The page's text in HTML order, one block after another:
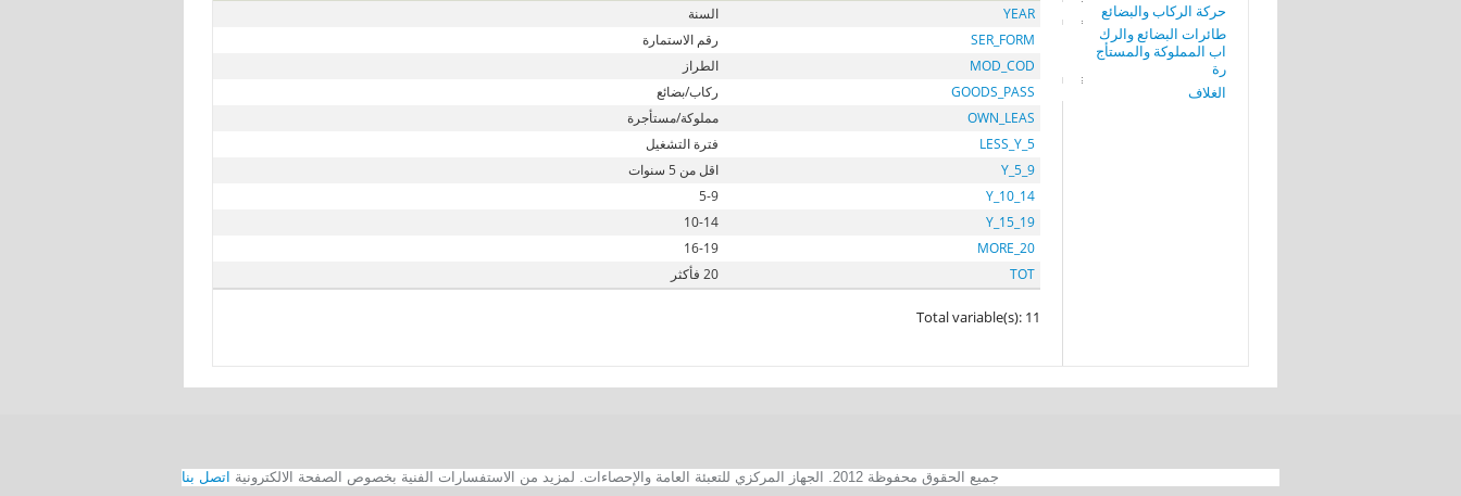
حركة الركاب والبضائع
طائرات البضائع والرك
اب المملوكة والمستأج
رة
الغلاف
YEAR
السنة
SER_FORM
رقم الاستمارة
MOD_COD
الطراز
GOODS_PASS
ركاب/بضائع
OWN_LEAS
مملوكة/مستأجرة
LESS_Y_5
فترة التشغيل
Y_5_9
اقل من 5 سنوات
Y_10_14
5-9
Y_15_19
10-14
MORE_20
16-19
TOT
20 فأكثر
Total variable(s): 11
جميع الحقوق محفوظة 2012. الجهاز المركزي للتعبئة العامة والإحصاءات. لمزيد من الاستفسارات الفنية بخصوص الصفحة الالكترونية اتصل بنا